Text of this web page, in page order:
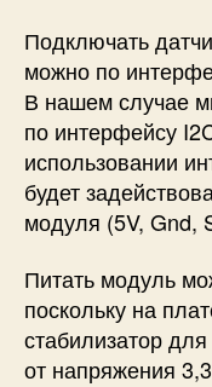
Подключать
можно по
В нашем случае
по интерфейсу
использовании
будет
модуля (5V, Gnd,
Питать модуль
поскольку на
стабилизатор
от напряжения